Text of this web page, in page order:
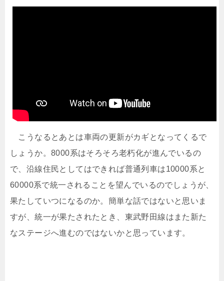
こうなるとあとは車両の更新がカギとなってくるで
しょうか。8000系はそろそろ老朽化が進んでいるの
で、沿線住民としてはできれば普通列車は10000系と
60000系で統一されることを望んでいるのでしょうが、
果たしていつになるのか。簡単な話ではないと思いま
すが、統一が果たされたとき、東武野田線はまた新た
なステージへ進むのではないかと思っています。